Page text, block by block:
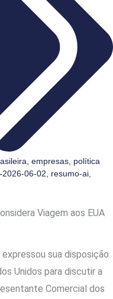
empresas política
2026-06-02 resumo-ai
Viagem aos EUA
expressou sua disposição
Unidos para discutir a
Comercial dos